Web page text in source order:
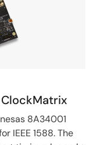
8A34001
IEEE 1588. The